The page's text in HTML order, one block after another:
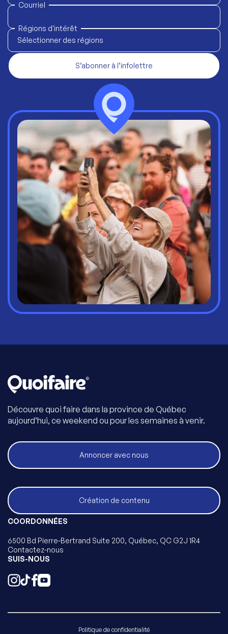
Courriel
Régions d'intérêt
Sélectionner des régions
S’abonner à l’infolettre
Découvre quoi faire dans la province de Québec
aujourd’hui, ce weekend ou pour les semaines à venir.
Annoncer avec nous
Création de contenu
COORDONNÉES
6500 Bd Pierre-Bertrand Suite 200, Québec, QC G2J 1R4
Contactez-nous
SUIS-NOUS
Politique de confidentialité